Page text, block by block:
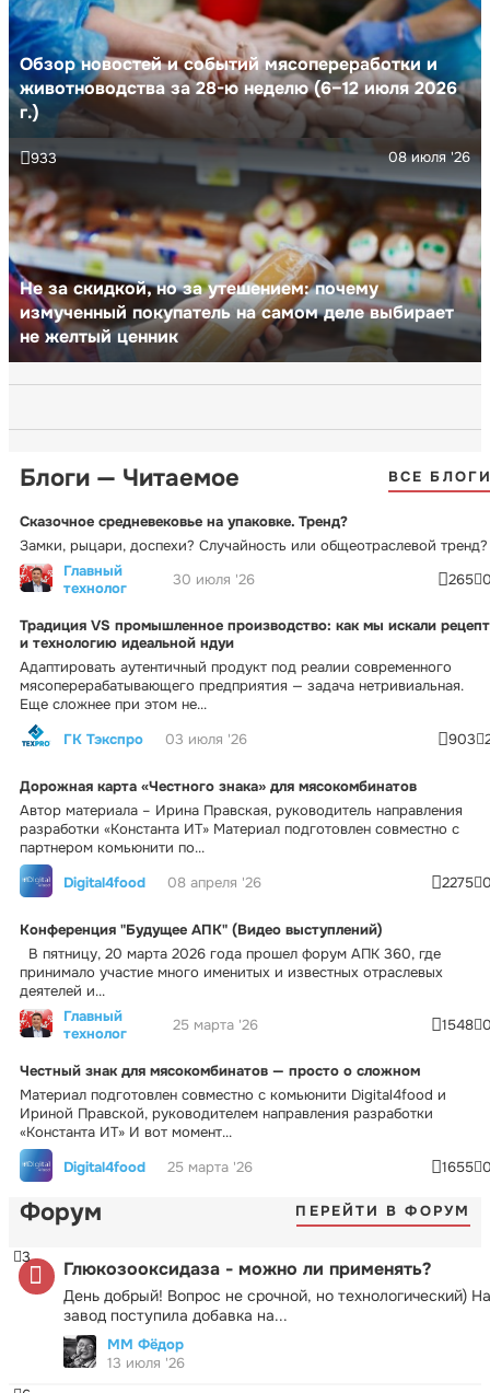
Обзор новостей и событий мясопереработки и
животноводства за 28-ю неделю (6–12 июля 2026
г.)
Не за скидкой, но за утешением: почему
измученный покупатель на самом деле выбирает
не желтый ценник
08 июля '26
933
Блоги — Читаемое ВСЕ
Сказочное средневековье на упаковке. Тренд?
Замки, рыцари, доспехи? Случайность или общеотраслевой тренд?
Главный
технолог
30 июля '26 265
Традиция VS промышленное производство: как мы искали рецепт
и технологию идеальной ндуи
Адаптировать аутентичный продукт под реалии современного
мясоперерабатывающего предприятия — задача нетривиальная.
Еще сложнее при этом не...
ГК Тэкспро
03 июля '26 903
Дорожная карта «Честного знака» для мясокомбинатов
Автор материала – Ирина Правская, руководитель направления
разработки «Константа ИТ» Материал подготовлен совместно с
партнером комьюнити по...
Digital4food
08 апреля '26 2275
Конференция "Будущее АПК" (Видео выступлений)
В пятницу, 20 марта 2026 года прошел форум АПК 360, где
принимало участие много именитых и известных отраслевых
деятелей и...
Главный
технолог
25 марта '26 1548
Честный знак для мясокомбинатов — просто о сложном
Материал подготовлен совместно с комьюнити Digital4food и
Ириной Правской, руководителем направления разработки
«Константа ИТ» И вот момент...
Digital4food
25 марта '26 1655
Форум ПЕРЕЙТИ В ФОРУМ
Глюкозооксидаза - можно ли применять?
День добрый! Вопрос не срочной, но технологический) На
завод поступила добавка на...
3
ММ Фёдор
13 июля '26